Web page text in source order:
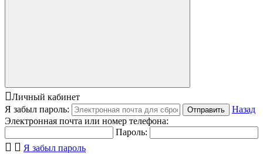
Личный кабинет
Я забыл пароль:
Отправить
Назад
Электронная почта или номер телефона:
Пароль:
Я забыл пароль